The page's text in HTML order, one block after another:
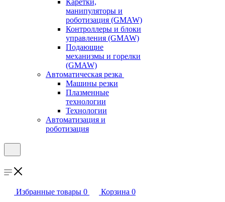
Каретки,
манипуляторы и
роботизация (GMAW)
Контроллеры и блоки
управления (GMAW)
Подающие
механизмы и горелки
(GMAW)
Автоматическая резка
Машины резки
Плазменные
технологии
Технологии
Автоматизация и
роботизация
Избранные товары 0 Корзина 0